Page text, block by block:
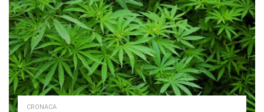
CRONACA